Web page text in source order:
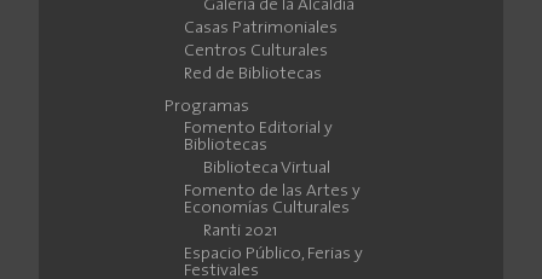
Galería de la Alcaldía
Casas Patrimoniales
Centros Culturales
Red de Bibliotecas
Programas
Fomento Editorial y
Bibliotecas
Biblioteca Virtual
Fomento de las Artes y
Economías Culturales
Ranti 2021
Espacio Público, Ferias y
Festivales